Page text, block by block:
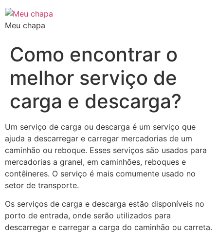
Meu chapa
Como encontrar o
melhor serviço de
carga e descarga?
Um serviço de carga ou descarga é um serviço que
ajuda a descarregar e carregar mercadorias de um
caminhão ou reboque. Esses serviços são usados para
mercadorias a granel, em caminhões, reboques e
contêineres. O serviço é mais comumente usado no
setor de transporte.
Os serviços de carga e descarga estão disponíveis no
porto de entrada, onde serão utilizados para
descarregar e carregar a carga do caminhão ou carreta.